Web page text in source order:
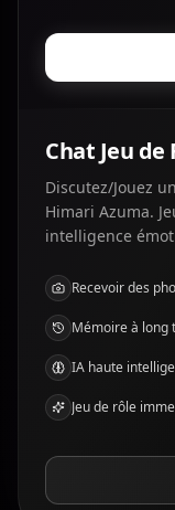
Chat Jeu de
Discutez/Jouez
Himari Azuma.
intelligence
Recevoir des
Mémoire à long
IA haute
Jeu de rôle